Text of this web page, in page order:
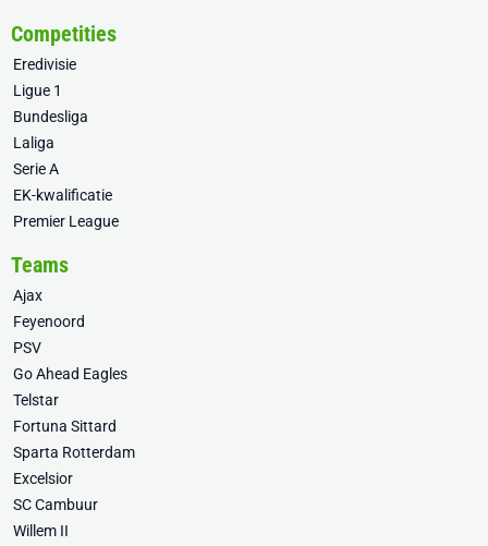
Competities
Eredivisie
Ligue 1
Bundesliga
Laliga
Serie A
EK-kwalificatie
Premier League
Teams
Ajax
Feyenoord
PSV
Go Ahead Eagles
Telstar
Fortuna Sittard
Sparta Rotterdam
Excelsior
SC Cambuur
Willem II